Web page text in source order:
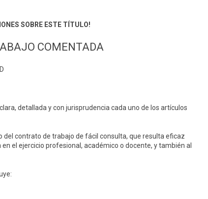
SOBRE ESTE TÍTULO!
COMENTADA
detallada y con jurisprudencia cada uno de los artículos
contrato de trabajo de fácil consulta, que resulta eficaz
el ejercicio profesional, académico o docente, y también al